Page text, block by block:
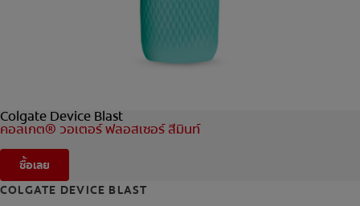
Colgate Device Blast
คอลเกต® วอเตอร์ ฟลอสเซอร์ สีมินท์
ซื้อเลย
COLGATE DEVICE BLAST